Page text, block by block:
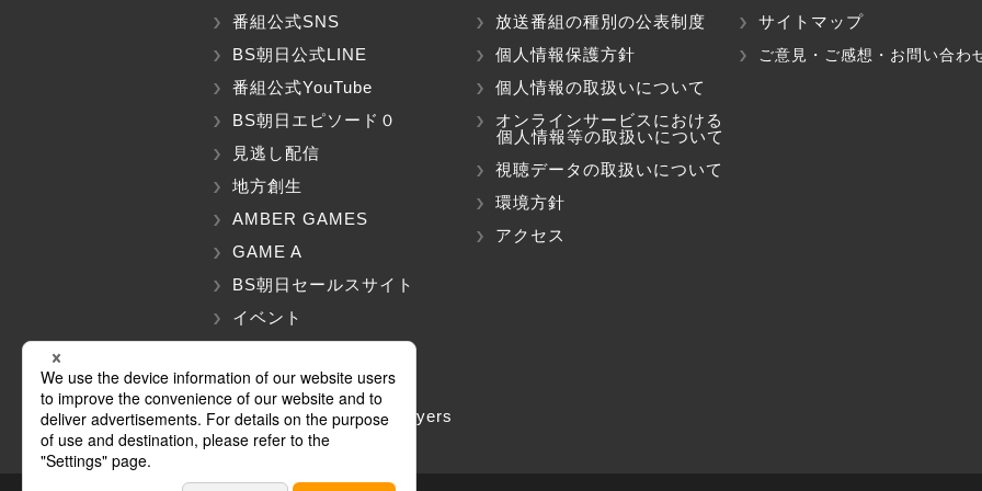
番組公式SNS
BS朝日公式LINE
番組公式YouTube
BS朝日エピソード０
見逃し配信
地方創生
AMBER GAMES
GAME A
BS朝日セールスサイト
イベント
BS朝日ショップ
Program Guide For Buyers
放送番組の種別の公表制度
個人情報保護方針
個人情報の取扱いについて
オンラインサービスにおける
個人情報等の取扱いについて
視聴データの取扱いについて
環境方針
アクセス
サイトマップ
ご意見・ご感想・お問い合わ